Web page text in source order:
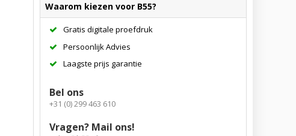
Waarom kiezen voor B55?
Gratis digitale proefdruk
Persoonlijk Advies
Laagste prijs garantie
Bel ons
+31 (0) 299 463 610
Vragen? Mail ons!